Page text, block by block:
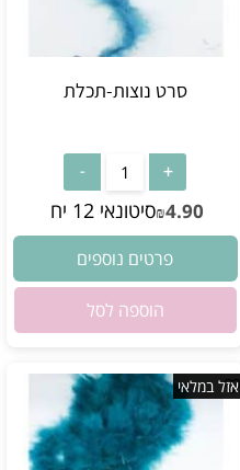
סרט נוצות-תכלת
₪4.90 סיטונאי 12 יח
פרטים נוספים
הוספה לסל
אזל במלאי